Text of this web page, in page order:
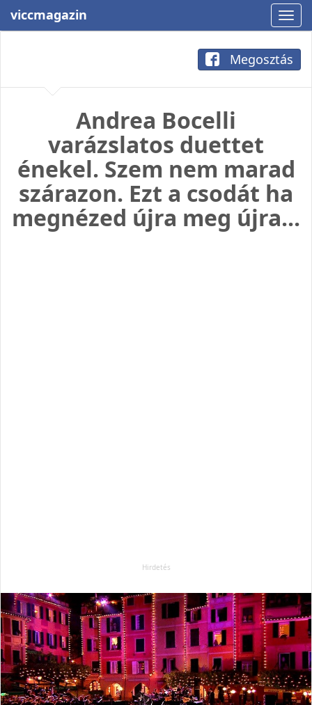
viccmagazin
Megosztás
Andrea Bocelli
varázslatos duettet
énekel. Szem nem marad
szárazon. Ezt a csodát ha
megnézed újra meg újra...